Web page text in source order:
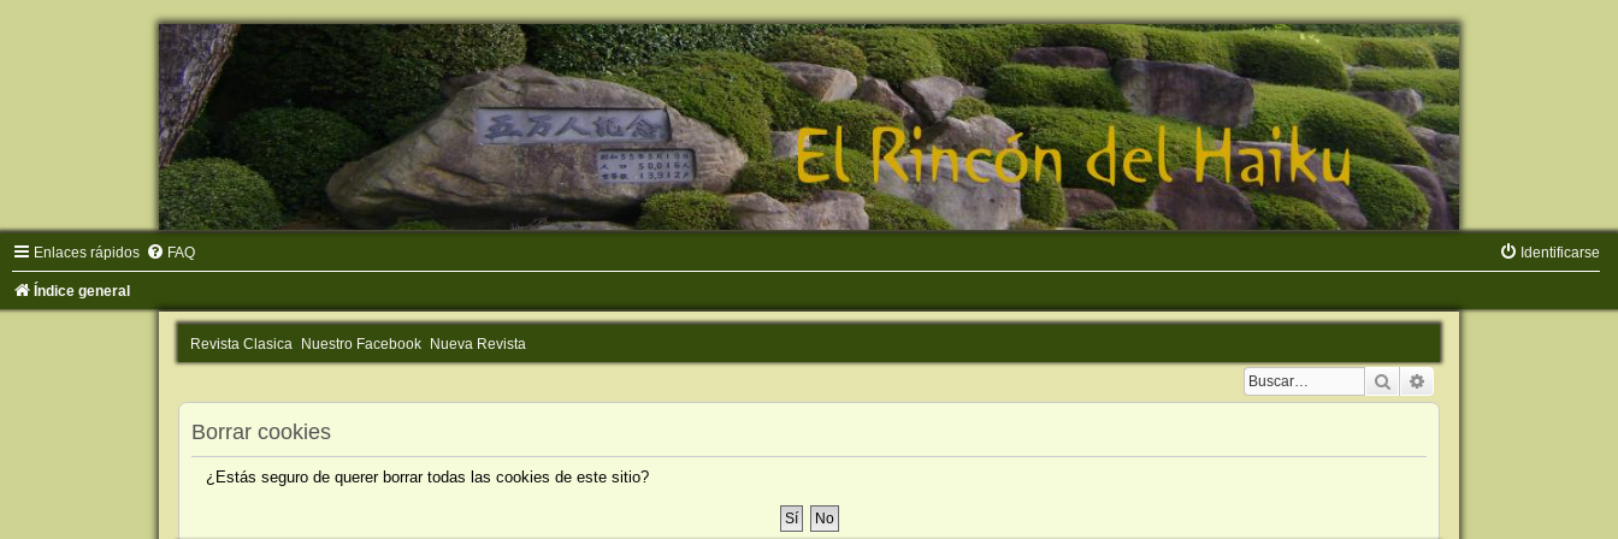
Enlaces rápidos FAQ Identificarse
Índice general
Revista Clasica Nuestro Facebook Nueva Revista
Buscar
Borrar cookies
¿Estás seguro de querer borrar todas las cookies de este sitio?